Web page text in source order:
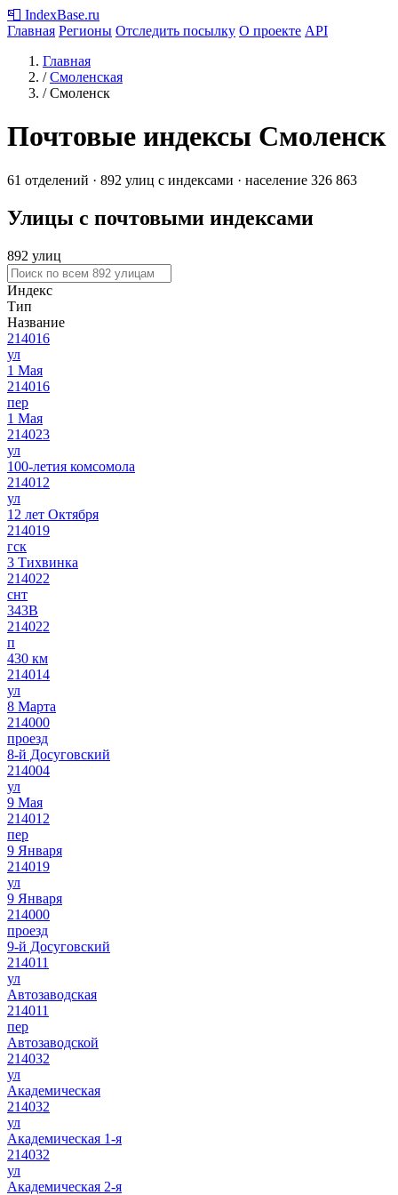
📮 IndexBase.ru
Главная Регионы Отследить посылку О проекте API
Главная
/ Смоленская
/ Смоленск
Почтовые индексы Смоленск
61 отделений · 892 улиц с индексами · население 326 863
Улицы с почтовыми индексами
892 улиц
Индекс
Тип
Название
214016
ул
1 Мая
214016
пер
1 Мая
214023
ул
100-летия комсомола
214012
ул
12 лет Октября
214019
гск
3 Тихвинка
214022
снт
343В
214022
п
430 км
214014
ул
8 Марта
214000
проезд
8-й Досуговский
214004
ул
9 Мая
214012
пер
9 Января
214019
ул
9 Января
214000
проезд
9-й Досуговский
214011
ул
Автозаводская
214011
пер
Автозаводской
214032
ул
Академическая
214032
ул
Академическая 1-я
214032
ул
Академическая 2-я